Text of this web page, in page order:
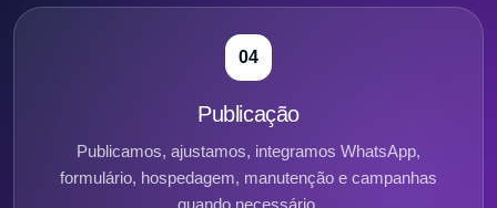
04
Publicação
Publicamos, ajustamos, integramos WhatsApp,
formulário, hospedagem, manutenção e campanhas
quando necessário.